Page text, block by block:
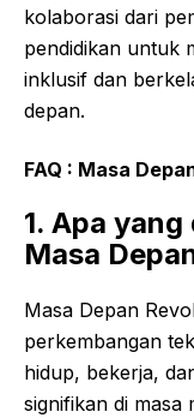
kolaborasi dari
pendidikan untuk
inklusif dan
depan.
FAQ : Masa
1. Apa
Masa
Masa Depan
perkembangan
hidup, bekerja,
signifikan di masa